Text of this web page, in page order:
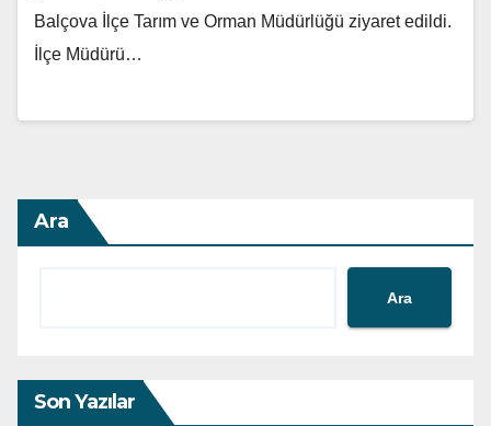
Balçova İlçe Tarım ve Orman Müdürlüğü ziyaret edildi.
İlçe Müdürü…
Ara
Ara
Son Yazılar